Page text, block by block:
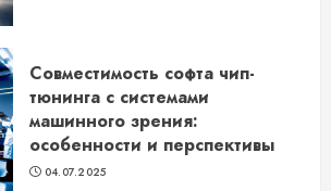
Совместимость софта чип-
тюнинга с системами
машинного зрения:
особенности и перспективы
04.07.2025